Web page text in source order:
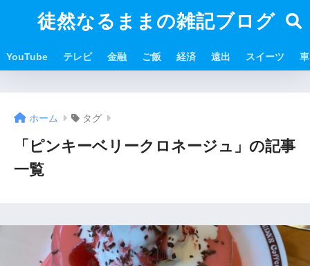
徒然なるままの雑記ブログ
YouTube テレビ 金融 ご飯 経済 遠出 スイーツ 車
ホーム タグ
「ピンキーベリークロネージュ」の記事
一覧